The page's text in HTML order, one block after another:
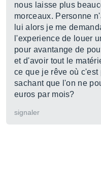
nous laisse plus
morceaux. Personne
lui alors je me
l'experience de louer
pour avantange de
et d'avoir tout le
ce que je rêve où
sachant que l'on ne
euros par mois?
signaler